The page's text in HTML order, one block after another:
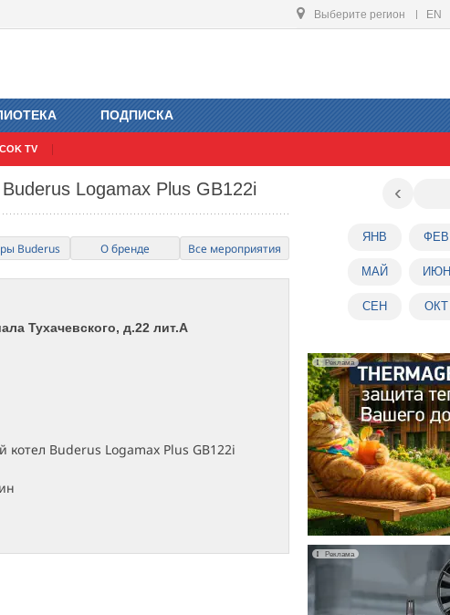
Выберите регион EN
COK TV
ПОДПИСКА
Logamax Plus GB122i
Buderus О бренде Все мероприятия
Тухачевского, д.22 лит.А
Buderus Logamax Plus GB122i
‹
ЯНВ ФЕВ
МАЙ ИЮН
СЕН ОКТ
Реклама
Реклама